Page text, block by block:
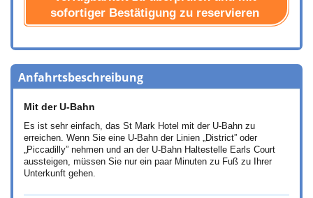
sofortiger Bestätigung zu reservieren
Anfahrtsbeschreibung
Mit der U-Bahn
Es ist sehr einfach, das St Mark Hotel mit der U-Bahn zu
erreichen. Wenn Sie eine U-Bahn der Linien „District” oder
„Piccadilly” nehmen und an der U-Bahn Haltestelle Earls Court
aussteigen, müssen Sie nur ein paar Minuten zu Fuß zu Ihrer
Unterkunft gehen.